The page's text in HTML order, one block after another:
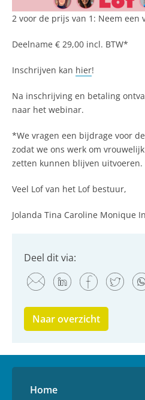
2 voor de prijs van 1: Neem een
Deelname € 29,00 incl. BTW*
Inschrijven kan hier!
Na inschrijving en betaling
naar het webinar.
*We vragen een bijdrage voor
zodat we ons werk om
zetten kunnen blijven uitvoeren.
Veel Lof van het Lof bestuur,
Jolanda Tina Caroline Monique
Deel dit via:
Naar overzicht
Home